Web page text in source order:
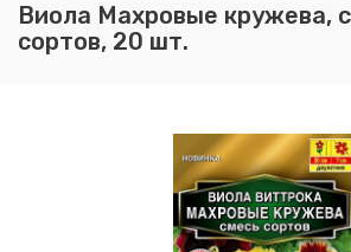
Виола Махровые кружева,
сортов, 20 шт.